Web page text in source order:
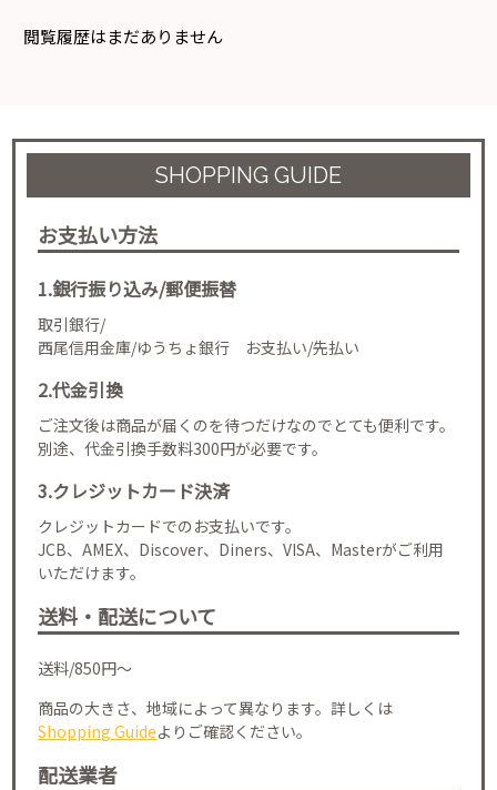
閲覧履歴はまだありません
SHOPPING GUIDE
お支払い方法
1.銀行振り込み/郵便振替
取引銀行/
西尾信用金庫/ゆうちょ銀行 お支払い/先払い
2.代金引換
ご注文後は商品が届くのを待つだけなのでとても便利です。
別途、代金引換手数料300円が必要です。
3.クレジットカード決済
クレジットカードでのお支払いです。
JCB、AMEX、Discover、Diners、VISA、Masterがご利用
いただけます。
送料・配送について
送料/850円～
商品の大きさ、地域によって異なります。詳しくは
Shopping Guideよりご確認ください。
配送業者